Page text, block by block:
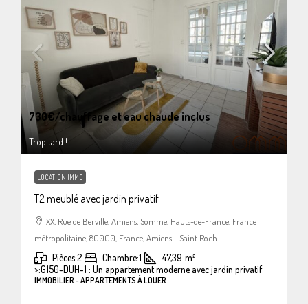
730€/chauffage et eau chaude inclus
Trop tard !
LOCATION IMMO
T2 meublé avec jardin privatif
XX, Rue de Berville, Amiens, Somme, Hauts-de-France, France
métropolitaine, 80000, France, Amiens - Saint Roch
Pièces:2 Chambre:1 47,39 m²
>:G150-DUH-1 : Un appartement moderne avec jardin privatif
IMMOBILIER - APPARTEMENTS À LOUER